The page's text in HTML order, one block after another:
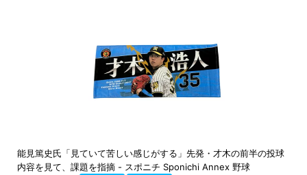
能見篤史氏「見ていて苦しい感じがする」先発・才木の前半の投球
内容を見て、課題を指摘 - スポニチ Sponichi Annex 野球